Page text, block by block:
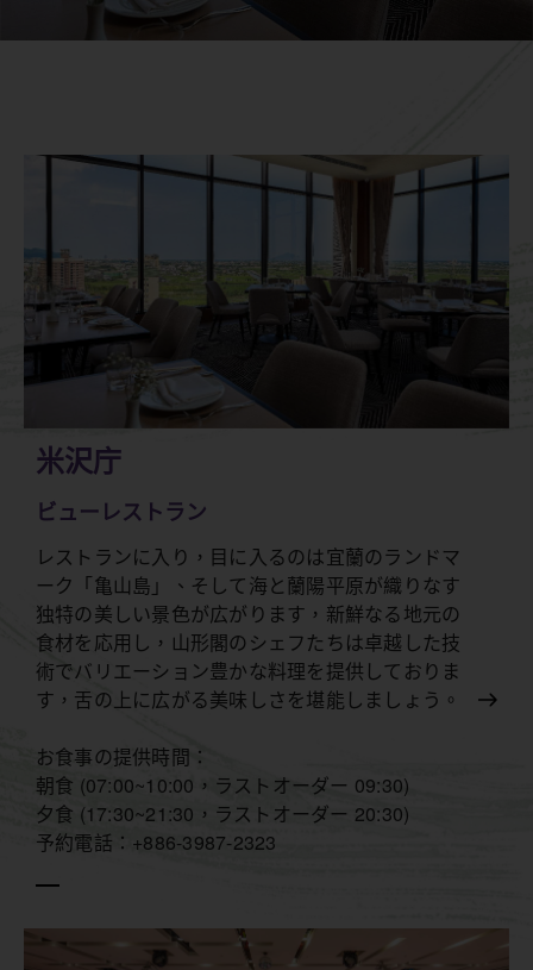
米沢庁
ビューレストラン
レストランに入り，目に入るのは宜蘭のランドマ
ーク「亀山島」、そして海と蘭陽平原が織りなす
独特の美しい景色が広がります，新鮮なる地元の
食材を応用し，山形閣のシェフたちは卓越した技
術でバリエーション豊かな料理を提供しておりま
す，舌の上に広がる美味しさを堪能しましょう。
お食事の提供時間：
朝食 (07:00~10:00，ラストオーダー 09:30)
夕食 (17:30~21:30，ラストオーダー 20:30)
予約電話：+886-3987-2323